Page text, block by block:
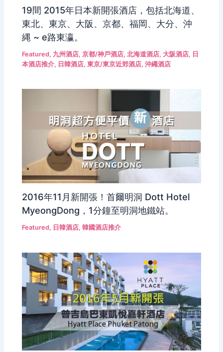
19間 2015年日本新開張酒店，包括北海道、
東北、東京、大阪、京都、福岡、大分、沖
縄 ~ e路東瀛。
Featured, 九州酒店,京都/神戶酒店,北海道酒店, 大阪酒店, 日
本酒店推介, 日韓酒店,東京/東京近郊酒店,沖繩酒店
2016年11月新開張！首爾明洞 Dott Hotel
MyeongDong，1分鐘至明洞地鐵站。
Featured, 日韓酒店,韓國酒店推介